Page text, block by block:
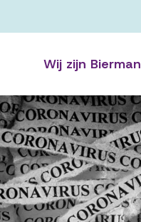
Wij zijn Bierman